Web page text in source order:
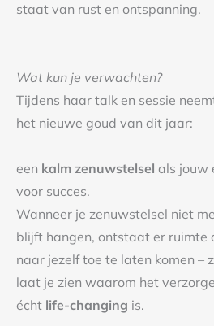
staat van rust en ontspanning.
Wat kun je verwachten?
Tijdens haar talk en sessie
het nieuwe goud van dit jaar:
een kalm zenuwstelsel als jouw
voor succes.
Wanneer je zenuwstelsel niet
blijft hangen, ontstaat er ruimte
naar jezelf toe te laten komen –
laat je zien waarom het
écht life-changing is.